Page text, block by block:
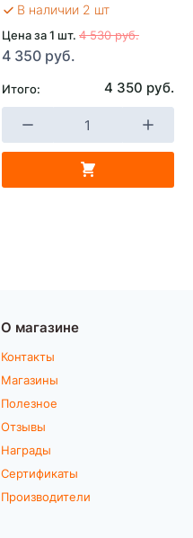
В наличии 2 шт
Цена за 1 шт. 4 530 руб.
4 350 руб.
Итого: 4 350 руб.
О магазине
Контакты
Магазины
Полезное
Отзывы
Награды
Сертификаты
Производители